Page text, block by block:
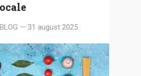
— 31 august 2025